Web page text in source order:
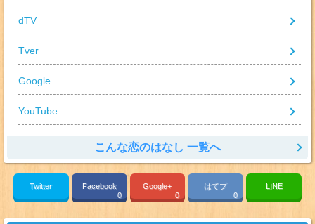
dTV
Tver
Google
YouTube
こんな恋のはなし 一覧へ
Twitter
Facebook
0
Google+
0
はてブ
0
LINE